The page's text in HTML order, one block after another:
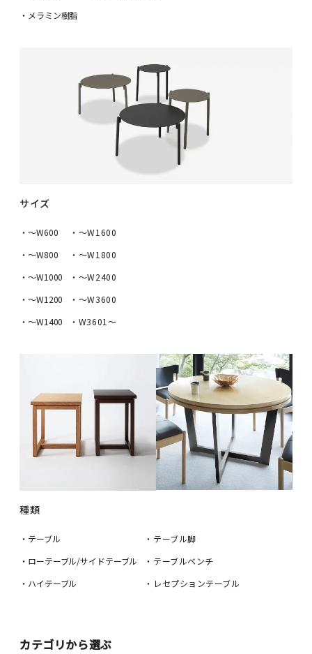
・メラミン樹脂
サイズ
・〜W600
・〜W800
・〜W1000
・〜W1200
・〜W1400
・〜W1600
・〜W1800
・〜W2400
・〜W3600
・W3601～
種類
・テーブル
・ローテーブル/サイドテーブル
・ハイテーブル
・テーブル脚
・テーブルベンチ
・レセプションテーブル
カテゴリから選ぶ